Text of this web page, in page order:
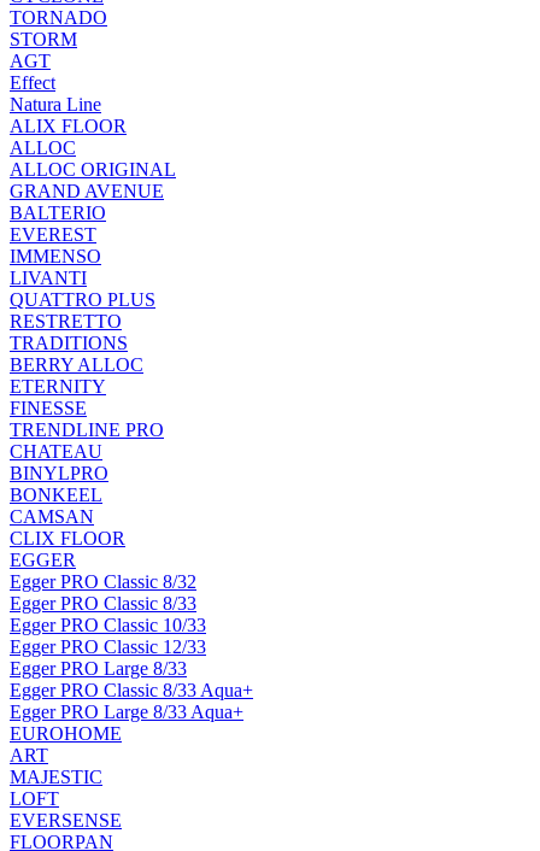
TORNADO
STORM
AGT
Effect
Natura Line
ALIX FLOOR
ALLOC
ALLOC ORIGINAL
GRAND AVENUE
BALTERIO
EVEREST
IMMENSO
LIVANTI
QUATTRO PLUS
RESTRETTO
TRADITIONS
BERRY ALLOC
ETERNITY
FINESSE
TRENDLINE PRO
CHATEAU
BINYLPRO
BONKEEL
CAMSAN
CLIX FLOOR
EGGER
Egger PRO Classic 8/32
Egger PRO Classic 8/33
Egger PRO Classic 10/33
Egger PRO Classic 12/33
Egger PRO Large 8/33
Egger PRO Classic 8/33 Aqua+
Egger PRO Large 8/33 Aqua+
EUROHOME
ART
MAJESTIC
LOFT
EVERSENSE
FLOORPAN